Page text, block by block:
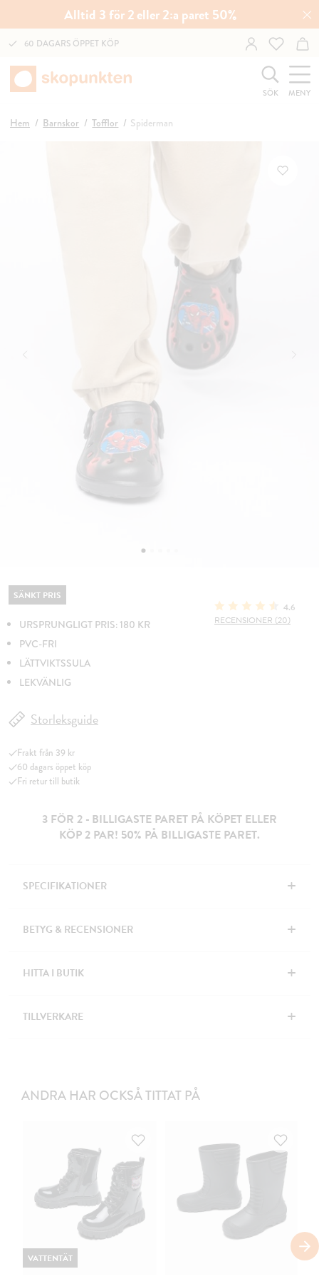
Alltid 3 för 2 eller 2:a paret 50%
60 DAGARS ÖPPET KÖP
SÖK MENY
Hem Barnskor Tofflor Spiderman
SÄNKT PRIS
URSPRUNGLIGT PRIS: 180 KR
PVC-FRI
LÄTTVIKTSSULA
LEKVÄNLIG
4.6
RECENSIONER (20)
Storleksguide
Frakt från 39 kr
60 dagars öppet köp
Fri retur till butik
3 FÖR 2 - BILLIGASTE PARET PÅ KÖPET ELLER
KÖP 2 PAR! 50% PÅ BILLIGASTE PARET.
SPECIFIKATIONER +
BETYG & RECENSIONER +
HITTA I BUTIK +
TILLVERKARE +
ANDRA HAR OCKSÅ TITTAT PÅ
VATTENTÄT